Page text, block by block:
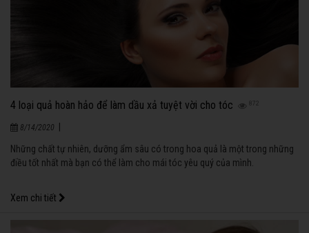
4 loại quả hoàn hảo để làm dầu xả tuyệt vời cho tóc 872
8/14/2020
Những chất tự nhiên, dưỡng ẩm sâu có trong hoa quả là một trong những
điều tốt nhất mà bạn có thể làm cho mái tóc yêu quý của mình.
Xem chi tiết